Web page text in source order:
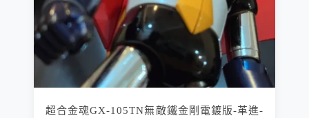
超合金魂GX-105TN無敵鐵金剛電鍍版-革進-